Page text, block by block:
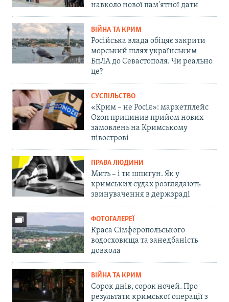
навколо нової пам'ятної дати
ВІЙНА ТА КРИМ
Російська влада обіцяє закрити
морський шлях українським
БпЛА до Севастополя. Чи реально
це?
СУСПІЛЬСТВО
«Крим – не Росія»: маркетплейс
Ozon припинив прийом нових
замовлень на Кримському
півострові
ПРАВА ЛЮДИНИ
Мить – і ти шпигун. Як у
кримських судах розглядають
звинувачення в держзраді
ФОТОГАЛЕРЕЇ
Краса Сімферопольського
водосховища та занедбаність
довкола
ВІЙНА ТА КРИМ
Сорок днів, сорок ночей. Про
результати кримської операції з